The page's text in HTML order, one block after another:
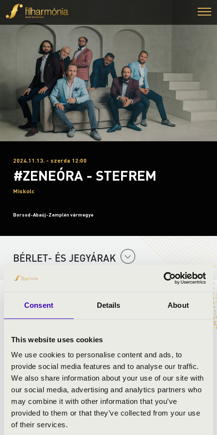
Consent Details About
This website uses cookies
We use cookies to personalise content and ads, to
provide social media features and to analyse our traffic.
We also share information about your use of our site with
our social media, advertising and analytics partners who
may combine it with other information that you’ve
provided to them or that they’ve collected from your use
of their services.
2024.11.13. - szerda 12:00
#ZENEÓRA - STEFREM
Miskolc
Borsod-Abaúj-Zemplén vármegye
BÉRLET- ÉS JEGYÁRAK
Tóth Péter- ének
Balázs Edgár- ének
Bubnó Tamás - ének
Oláh Marcell- ének
Bubnó Lőrinc- ének
Papp Viktor- ének
Rácz Ambrus- ének